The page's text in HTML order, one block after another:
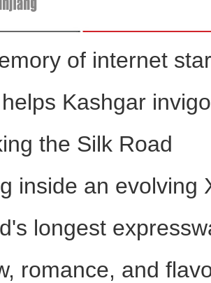
产业西移新疆新和县 丽水
of internet
Kashgar
the Silk Road
inside an evolving
longest
romance, and